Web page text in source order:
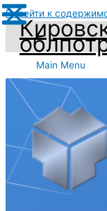
Перейти к
Main Menu